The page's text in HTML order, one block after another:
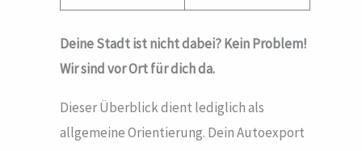
Deine Stadt ist nicht dabei? Kein Problem!
Wir sind vor Ort für dich da.
Dieser Überblick dient lediglich als
allgemeine Orientierung. Dein Autoexport